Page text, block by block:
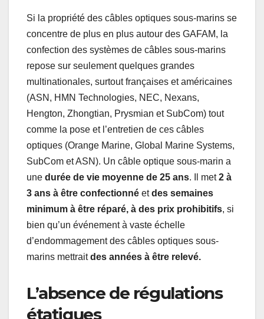
Si la propriété des câbles optiques sous-marins se
concentre de plus en plus autour des GAFAM, la
confection des systèmes de câbles sous-marins
repose sur seulement quelques grandes
multinationales, surtout françaises et américaines
(ASN, HMN Technologies, NEC, Nexans,
Hengton, Zhongtian, Prysmian et SubCom) tout
comme la pose et l’entretien de ces câbles
optiques (Orange Marine, Global Marine Systems,
SubCom et ASN). Un câble optique sous-marin a
une durée de vie moyenne de 25 ans. Il met2 à
3 ans à être confectionné etdes semaines
minimum à être réparé, à des prix prohibitifs, si
bien qu’un événement à vaste échelle
d’endommagement des câbles optiques sous-
marins mettraitdes années à être relevé.
L’absence de régulations
étatiques